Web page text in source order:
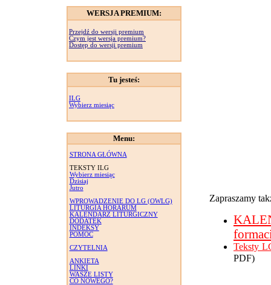
WERSJA PREMIUM:
Przejdź do wersji premium
Czym jest wersja premium?
Dostęp do wersji premium
Tu jesteś:
ILG
Wybierz miesiąc
Menu:
STRONA GŁÓWNA
TEKSTY ILG
Wybierz miesiąc
Dzisiaj
Jutro
WPROWADZENIE DO LG (OWLG)
LITURGIA HORARUM
KALENDARZ LITURGICZNY
DODATEK
INDEKSY
POMOC
CZYTELNIA
ANKIETA
LINKI
WASZE LISTY
CO NOWEGO?
Zapraszamy
Teksty
PDF)